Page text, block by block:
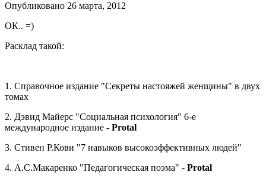
Опубликовано 26 марта, 2012
ОК.. =)
Расклад такой:
1. Справочное издание "Секреты настояжей женщины" в двух
томах
2. Дэвид Майерс "Социальная психология" 6-е
международное издание - Protal
3. Стивен Р.Кови "7 навыков высокоэффективных людей"
4. А.С.Макаренко "Педагогическая поэма" - Protal